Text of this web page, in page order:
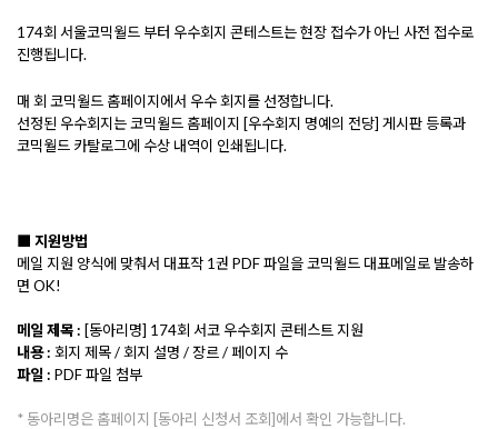
174회 서울코믹월드 부터 우수회지 콘테스트는 현장 접수가 아닌 사전 접수로
진행됩니다.
매 회 코믹월드 홈페이지에서 우수 회지를 선정합니다.
선정된 우수회지는 코믹월드 홈페이지 [우수회지 명예의 전당] 게시판 등록과
코믹월드 카탈로그에 수상 내역이 인쇄됩니다.
■ 지원방법
메일 지원 양식에 맞춰서 대표작 1권 PDF 파일을 코믹월드 대표메일로 발송하
면 OK!
메일 제목 : [동아리명] 174회 서코 우수회지 콘테스트 지원
내용 : 회지 제목 / 회지 설명 / 장르 / 페이지 수
파일 : PDF 파일 첨부
* 동아리명은 홈페이지 [동아리 신청서 조회]에서 확인 가능합니다.